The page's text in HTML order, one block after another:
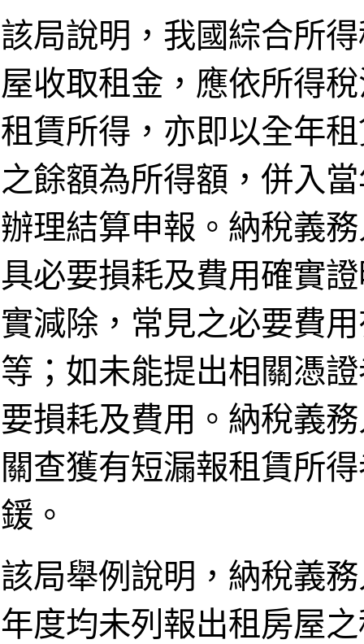
該局說明，我國綜合所
屋收取租金，應依所得
租賃所得，亦即以全年
之餘額為所得額，併入
辦理結算申報。納稅義
具必要損耗及費用確實
實減除，常見之必要費
等；如未能提出相關憑
要損耗及費用。納稅義
關查獲有短漏報租賃所
鍰。
該局舉例說明，納稅義
年度均未列報出租房屋